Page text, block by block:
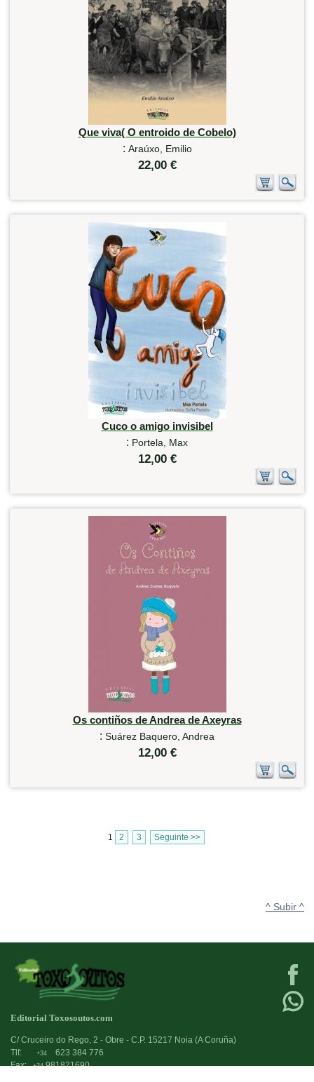
Que viva( O entroido de Cobelo)
: Araúxo, Emilio
22,00 €
Cuco o amigo invisibel
: Portela, Max
12,00 €
Os contiños de Andrea de Axeyras
: Suárez Baquero, Andrea
12,00 €
1 2 3 Seguinte >>
^ Subir ^
Editorial Toxosoutos.com
C/ Cruceiro do Rego, 2 - Obre - C.P. 15217 Noia (A Coruña)
Tlf:
+34
623 384 776
Fax:+34981821690